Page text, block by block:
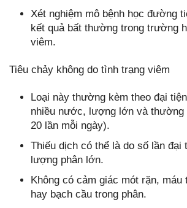
Xét nghiệm mô bệnh học đường
kết quả bất thường trong trường
viêm.
Tiêu chảy không do tình trạng viêm
Loại này thường kèm theo đại
nhiều nước, lượng lớn và thường
20 lần mỗi ngày).
Thiếu dịch có thể là do số lần đại
lượng phân lớn.
Không có cảm giác mót rặn, máu
hay bạch cầu trong phân.